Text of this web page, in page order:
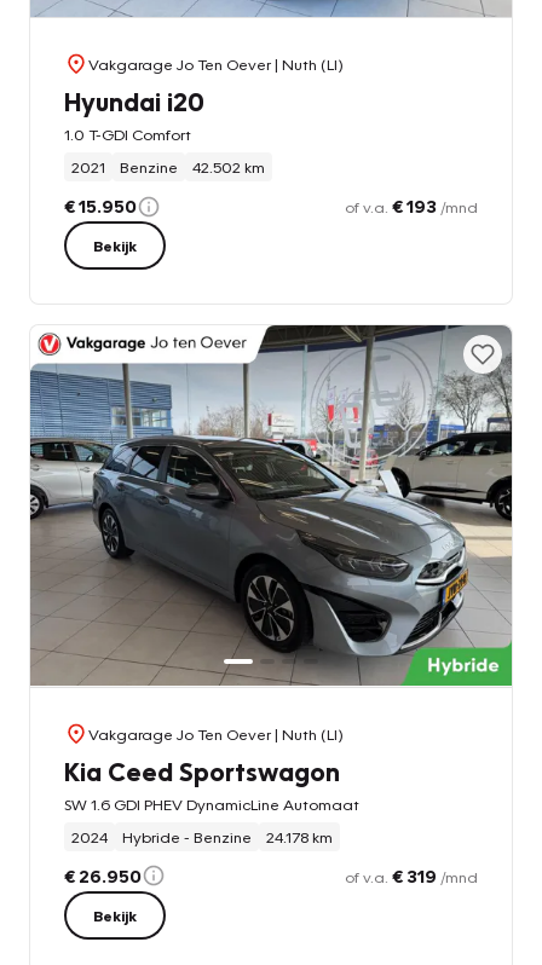
Vakgarage Jo Ten Oever| Nuth (LI)
Hyundai i20
1.0 T-GDI Comfort
2021
Benzine 42.502 km
€ 15.950 of v.a. € 193 /mnd
Bekijk
Vakgarage Jo Ten Oever| Nuth (LI)
Kia Ceed Sportswagon
SW 1.6 GDI PHEV DynamicLine Automaat
2024
Hybride - Benzine 24.178 km
€ 26.950 of v.a. € 319 /mnd
Bekijk